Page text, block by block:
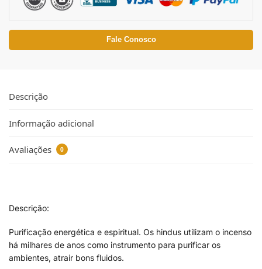
Fale Conosco
Descrição
Informação adicional
Avaliações 0
Descrição:
Purificação energética e espiritual. Os hindus utilizam o incenso
há milhares de anos como instrumento para purificar os
ambientes, atrair bons fluidos.